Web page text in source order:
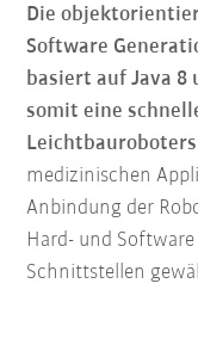
Die
Software
basiert auf Java
somit eine
Leichtbauroboters
medizinischen
Anbindung der
Hard- und
Schnittstellen